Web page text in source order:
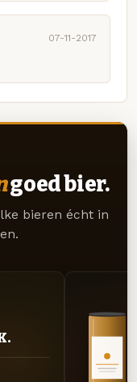
07-11-2017
goed bier.
bieren écht in